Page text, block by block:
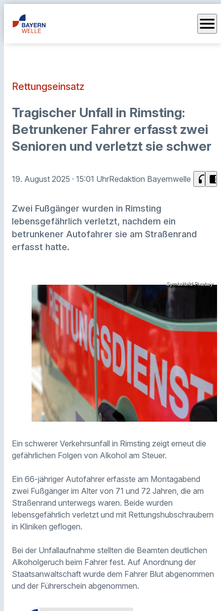
menu
Rettungseinsatz
Tragischer Unfall in Rimsting:
Betrunkener Fahrer erfasst zwei
Senioren und verletzt sie schwer
19. August 2025 · 15:01 UhrRedaktion Bayernwelle headphones chrome_reader_mode
Zwei Fußgänger wurden in Rimsting
lebensgefährlich verletzt, nachdem ein
betrunkener Autofahrer sie am Straßenrand
erfasst hatte.
Symbolbild Pixabay
Ein schwerer Verkehrsunfall in Rimsting zeigt erneut die
gefährlichen Folgen von Alkohol am Steuer.
Ein 66-jähriger Autofahrer erfasste am Montagabend
zwei Fußgänger im Alter von 71 und 72 Jahren, die am
Straßenrand unterwegs waren. Beide wurden
lebensgefährlich verletzt und mit Rettungshubschraubern
in Kliniken geflogen.
Bei der Unfallaufnahme stellten die Beamten deutlichen
Alkoholgeruch beim Fahrer fest. Auf Anordnung der
Staatsanwaltschaft wurde dem Fahrer Blut abgenommen
und der Führerschein abgenommen.